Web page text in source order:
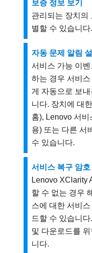
보증 정보 보기
관리되는 장치의
별할 수 있습니다.
자동 문제 알림
서비스 가능 이
하는 경우 서비
게 자동으로 보
니다. 장치에 대
홈), Lenovo 서
용) 또는 다른 서
수 있습니다.
서비스 복구 암호
Lenovo XClarity
할 수 없는 경우
스에 대한 서비
드할 수 있습니
및 다운로드를
니다.